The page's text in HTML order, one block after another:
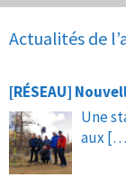
Actualités de
[RÉSEAU]
Une
aux